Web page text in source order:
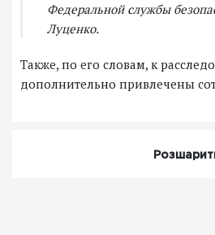
Федеральной службы
Луценко.
Также, по его словам, к
дополнительно привлечены